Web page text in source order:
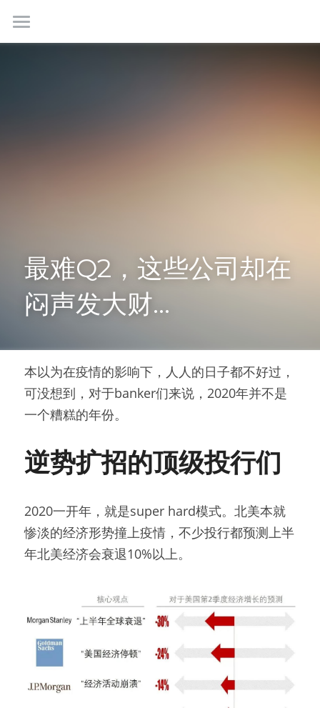
首页
免费咨询
最难Q2，这些公司却在
闷声发大财…
本以为在疫情的影响下，人人的日子都不好过，
可没想到，对于banker们来说，2020年并不是
一个糟糕的年份。
逆势扩招的顶级投行们
2020一开年，就是super hard模式。北美本就
惨淡的经济形势撞上疫情，不少投行都预测上半
年北美经济会衰退10%以上。